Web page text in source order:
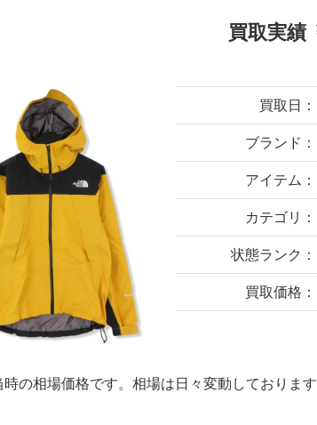
買取実績
買取日：
ブランド：
アイテム：
カテゴリ：
状態ランク：
買取価格：
時の相場価格です。相場は日々変動しておりま